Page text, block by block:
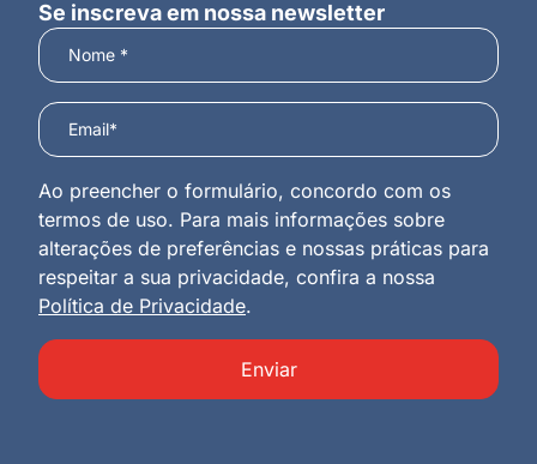
Se inscreva em nossa newsletter
Ao preencher o formulário, concordo com os
termos de uso. Para mais informações sobre
alterações de preferências e nossas práticas para
respeitar a sua privacidade, confira a nossa
Política de Privacidade.
Enviar